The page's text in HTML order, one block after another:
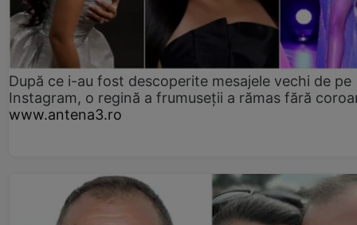
După ce i-au fost descoperite mesajele vechi de pe
Instagram, o regină a frumuseții a rămas fără
www.antena3.ro